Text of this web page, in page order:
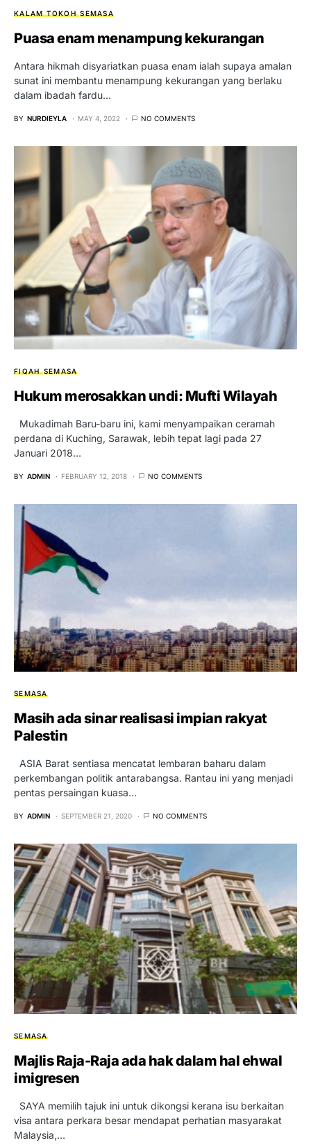
KALAM TOKOH SEMASA
Puasa enam menampung kekurangan
Antara hikmah disyariatkan puasa enam ialah supaya amalan
sunat ini membantu menampung kekurangan yang berlaku
dalam ibadah fardu…
BY NURDIEYLA MAY 4, 2022 NO COMMENTS
FIQAH SEMASA
Hukum merosakkan undi: Mufti Wilayah
Mukadimah Baru-baru ini, kami menyampaikan ceramah
perdana di Kuching, Sarawak, lebih tepat lagi pada 27
Januari 2018…
BY ADMIN FEBRUARY 12, 2018 NO COMMENTS
SEMASA
Masih ada sinar realisasi impian rakyat
Palestin
ASIA Barat sentiasa mencatat lembaran baharu dalam
perkembangan politik antarabangsa. Rantau ini yang menjadi
pentas persaingan kuasa…
BY ADMIN SEPTEMBER 21, 2020 NO COMMENTS
SEMASA
Majlis Raja-Raja ada hak dalam hal ehwal
imigresen
SAYA memilih tajuk ini untuk dikongsi kerana isu berkaitan
visa antara perkara besar mendapat perhatian masyarakat
Malaysia,…